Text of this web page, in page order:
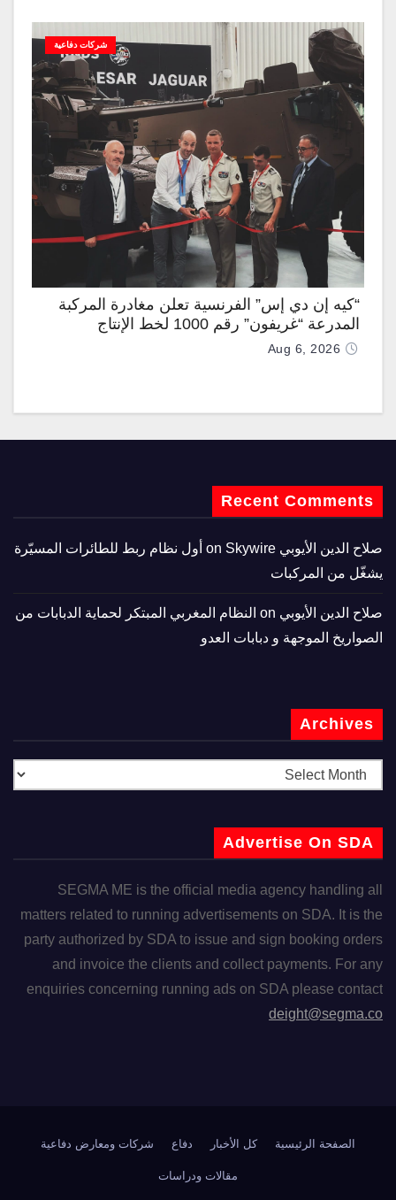
شركات دفاعية
“كيه إن دي إس” الفرنسية تعلن مغادرة المركبة
المدرعة “غريفون” رقم 1000 لخط الإنتاج
Aug 6, 2026
Recent Comments
صلاح الدين الأيوبي
Skywire أول نظام ربط للطائرات المسيّرة
يشغّل من المركبات
صلاح الدين الأيوبي
النظام المغربي المبتكر لحماية الدبابات من
الصواريخ الموجهة و دبابات العدو
Archives
Advertise On SDA
SEGMA ME is the official media agency handling all
matters related to running advertisements on SDA. It is the
party authorized by SDA to issue and sign booking orders
and invoice the clients and collect payments. For any
enquiries concerning running ads on SDA please contact
deight@segma.co
الصفحة الرئيسية كل الأخبار دفاع شركات ومعارض دفاعية
مقالات ودراسات